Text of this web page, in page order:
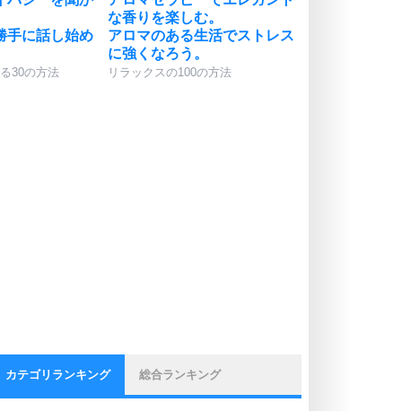
手に話し始め
30の方法
な香りを楽しむ。
アロマのある生活でストレス
に強くなろう。
リラックスの100の方法
カテゴリランキング 総合ランキング